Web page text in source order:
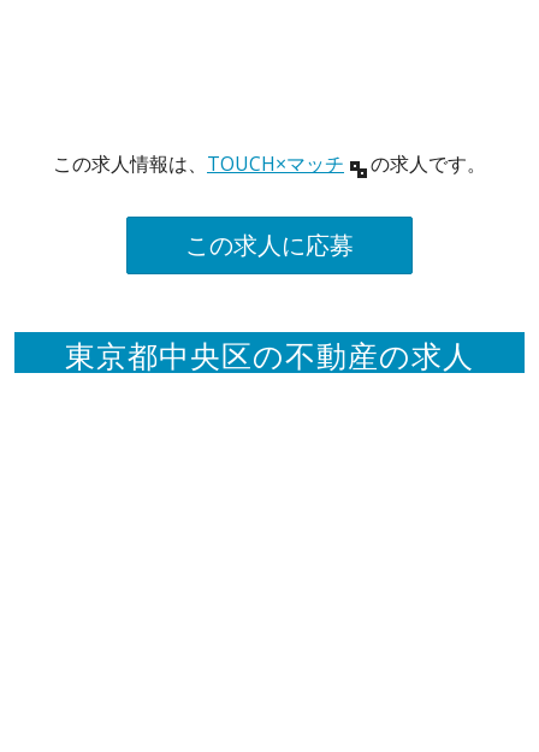
この求人情報は、 TOUCH×マッチ の求人です。
この求人に応募
東京都中央区の不動産の求人